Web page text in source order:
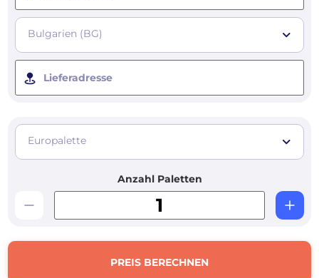
Bulgarien (BG)
Lieferadresse
Europalette
Anzahl Paletten
PREIS BERECHNEN